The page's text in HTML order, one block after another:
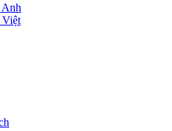
Anh
Việt